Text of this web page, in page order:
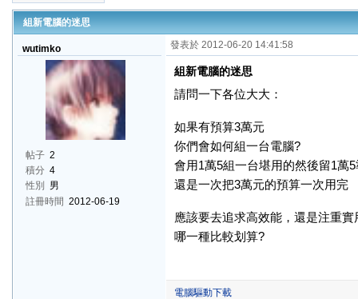
組新電腦的迷思
wutimko
帖子 2
積分 4
性別
男
註冊時間 2012-06-19
發表於 2012-06-20 14:41:58
組新電腦的迷思
請問一下各位大大：
如果有預算3萬元
你們會如何組一台電腦?
會用1萬5組一台堪用的然後留1萬
還是一次把3萬元的預算一次用完
應該要去追求高效能，還是注重實
哪一種比較划算?
電腦驅動下載